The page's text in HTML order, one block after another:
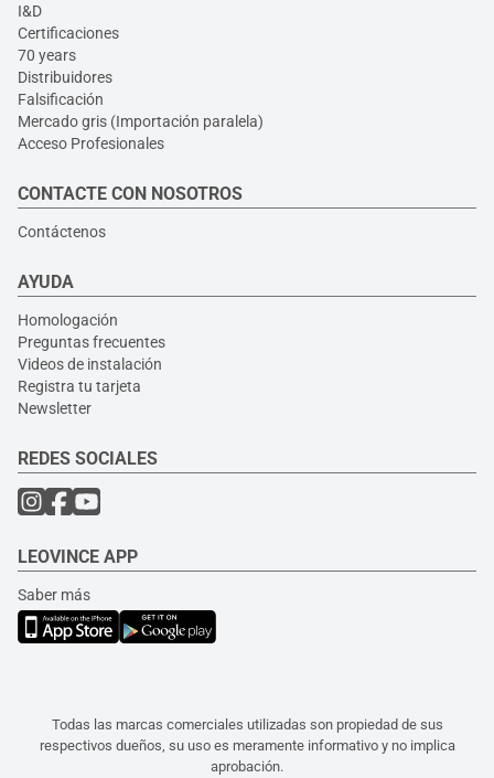
I&D
Certificaciones
70 years
Distribuidores
Falsificación
Mercado gris (Importación paralela)
Acceso Profesionales
CONTACTE CON NOSOTROS
Contáctenos
AYUDA
Homologación
Preguntas frecuentes
Videos de instalación
Registra tu tarjeta
Newsletter
REDES SOCIALES
LEOVINCE APP
Saber más
Todas las marcas comerciales utilizadas son propiedad de sus
respectivos dueños, su uso es meramente informativo y no implica
aprobación.